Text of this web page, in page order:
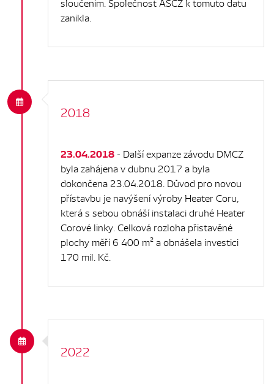
zanikla.
2018
23.04.2018 - Další expanze závodu DMCZ
byla zahájena v dubnu 2017 a byla
dokončena 23.04.2018. Důvod pro novou
přístavbu je navýšení výroby Heater Coru,
která s sebou obnáší instalaci druhé Heater
Corové linky. Celková rozloha přistavěné
plochy měří 6 400 m² a obnášela investici
170 mil. Kč.
2022